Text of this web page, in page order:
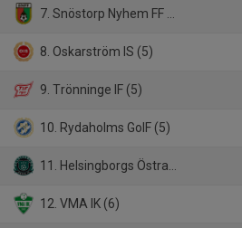
7. Snöstorp Nyhem FF (5)
8. Oskarström IS (5)
9. Trönninge IF (5)
10. Rydaholms GoIF (5)
11. Helsingborgs Östra IF (6)
12. VMA IK (6)